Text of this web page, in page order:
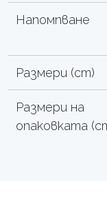
Напомпване
Размери (cm)
Размери на
опаковката